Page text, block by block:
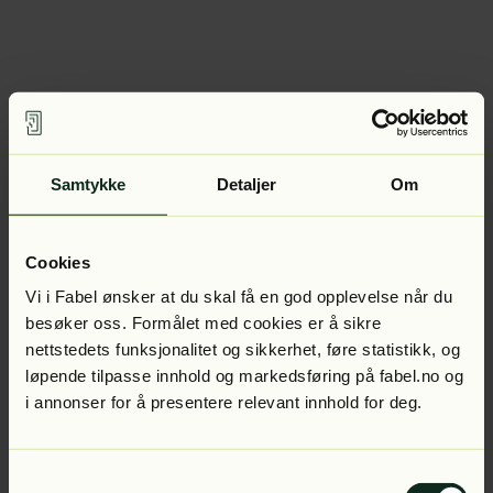
Samtykke Detaljer Om
Cookies
Vi i Fabel ønsker at du skal få en god opplevelse når du
besøker oss. Formålet med cookies er å sikre
nettstedets funksjonalitet og sikkerhet, føre statistikk, og
løpende tilpasse innhold og markedsføring på fabel.no og
i annonser for å presentere relevant innhold for deg.